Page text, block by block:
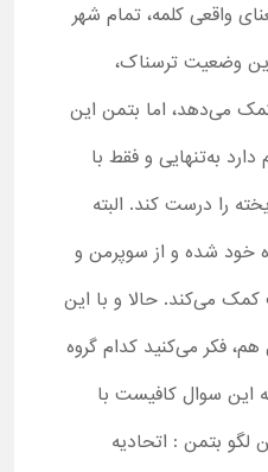
واقعی کلمه، تمام شهر
این وضعیت ترسناک،
می‌دهد، اما بتمن این
به‌تنهایی و فقط با
را درست کند. البته
خود شده و از سوپرمن و
کمک می‌کند. حالا و با این
فکر می‌کنید کدام گروه
این سوال کافیست با
لگو بتمن : اتحادیه